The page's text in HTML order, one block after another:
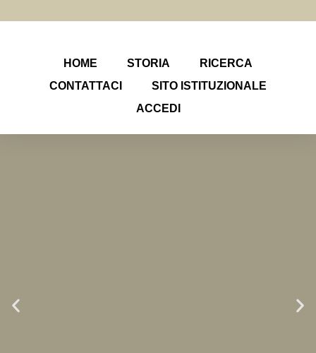
HOME STORIA
RICERCA
CONTATTACI
SITO ISTITUZIONALE
ACCEDI